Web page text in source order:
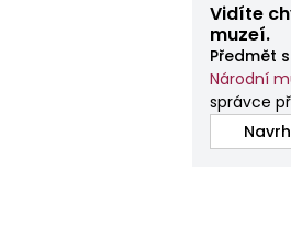
Vidíte
muzeí.
Předmět
Národní
správce